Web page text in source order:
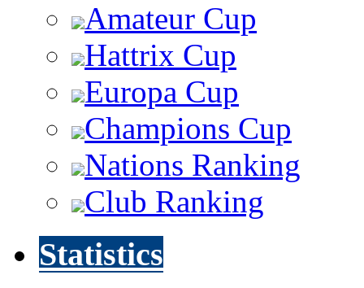
Amateur Cup
Hattrix Cup
Europa Cup
Champions Cup
Nations Ranking
Club Ranking
Statistics